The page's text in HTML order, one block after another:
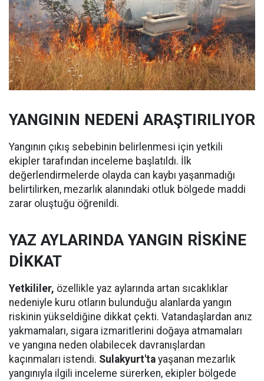
YANGININ NEDENİ ARAŞTIRILIYOR
Yangının çıkış sebebinin belirlenmesi için yetkili
ekipler tarafından inceleme başlatıldı. İlk
değerlendirmelerde olayda can kaybı yaşanmadığı
belirtilirken, mezarlık alanındaki otluk bölgede maddi
zarar oluştuğu öğrenildi.
YAZ AYLARINDA YANGIN RİSKİNE
DİKKAT
Yetkililer, özellikle yaz aylarında artan sıcaklıklar
nedeniyle kuru otların bulunduğu alanlarda yangın
riskinin yükseldiğine dikkat çekti. Vatandaşlardan anız
yakmamaları, sigara izmaritlerini doğaya atmamaları
ve yangına neden olabilecek davranışlardan
kaçınmaları istendi. Sulakyurt'ta yaşanan mezarlık
yangınıyla ilgili inceleme sürerken, ekipler bölgede